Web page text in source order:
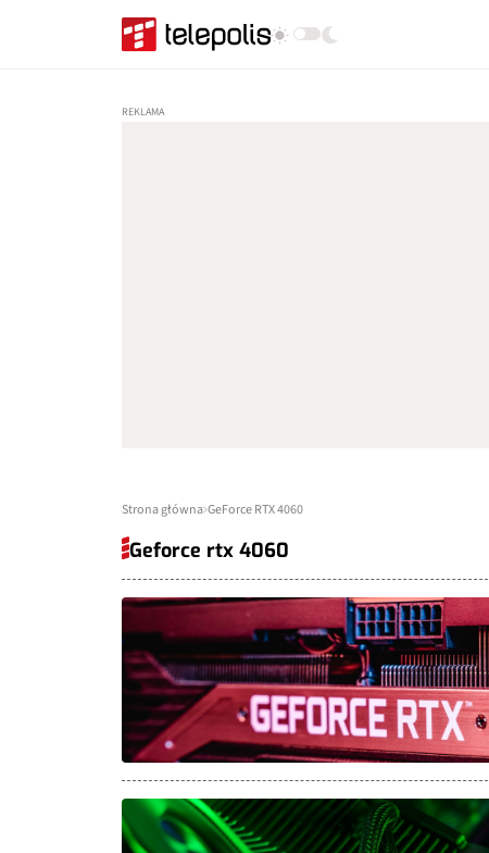
Strona główna GeForce RTX 4060
Geforce rtx 4060